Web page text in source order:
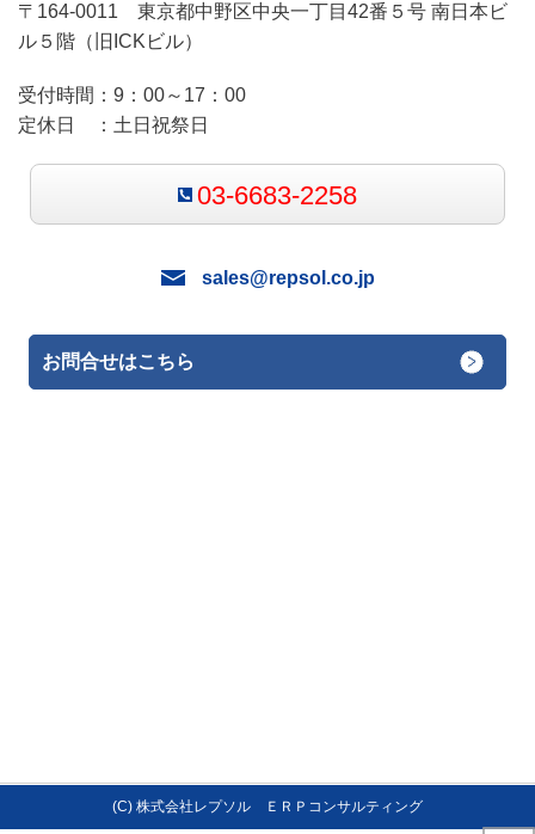
〒164-0011 東京都中野区中央一丁目42番５号 南日本ビ
ル５階（旧ICKビル）
受付時間： 9：00～17：00
定休日 ： 土日祝祭日
03-6683-2258
sales@repsol.co.jp
お問合せはこちら
(C) 株式会社レプソル ＥＲＰコンサルティング